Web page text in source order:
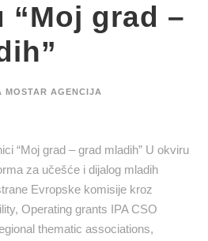
“Moj grad –
MOSTAR AGENCIJA
“Moj grad – grad mladih” U okviru
za učešće i dijalog mladih
Evropske komisije kroz
Operating grants IPA CSO
thematic associations,